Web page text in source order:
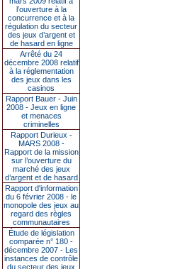
l’ouverture à la
concurrence et à la
régulation du secteur
des jeux d’argent et
de hasard en ligne
Arrêté du 24
décembre 2008 relatif
à la réglementation
des jeux dans les
casinos
Rapport Bauer - Juin
2008 - Jeux en ligne
et menaces
criminelles
Rapport Durieux -
MARS 2008 -
Rapport de la mission
sur l’ouverture du
marché des jeux
d’argent et de hasard
Rapport d'information
du 6 février 2008 - le
monopole des jeux au
regard des règles
communautaires
Étude de législation
comparée n° 180 -
décembre 2007 - Les
instances de contrôle
du secteur des jeux